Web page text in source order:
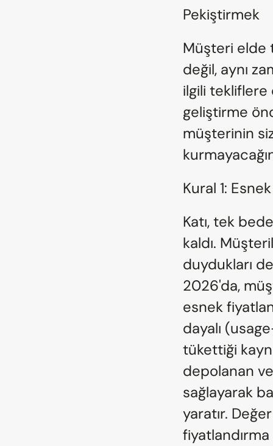
Pekiştirmek
Müşteri elde
değil, aynı
ilgili tekliflere
geliştirme
müşterinin
Kural 1:
Katı, tek
kaldı.
duydukları
2026'da,
esnek
dayalı
tükettiği
depolanan
sağlayarak
yaratır.